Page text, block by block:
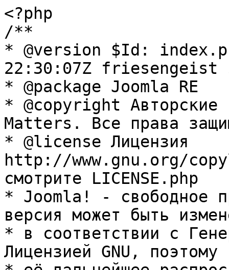
<?php
/**
* @version $Id:
22:30:07Z friesengeist
* @package Joomla RE
* @copyright Авторские
Matters. Все права
* @license Лицензия
http://www.gnu.org/
смотрите LICENSE.php
* Joomla! - свободное
версия может быть
* в соответствии с
Лицензией GNU, поэтому